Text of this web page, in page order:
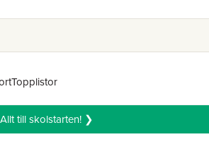
Topplistor
Allt till skolstarten! ❯